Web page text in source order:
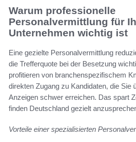
Warum professionelle
Personalvermittlung für
Unternehmen wichtig ist
Eine gezielte Personalvermittlung
die Trefferquote bei der Besetzung
profitieren von branchenspezifischem
direkten Zugang zu Kandidaten, die Sie
Anzeigen schwer erreichen. Das spart
finden Deutschland gezielt
Vorteile einer spezialisierten